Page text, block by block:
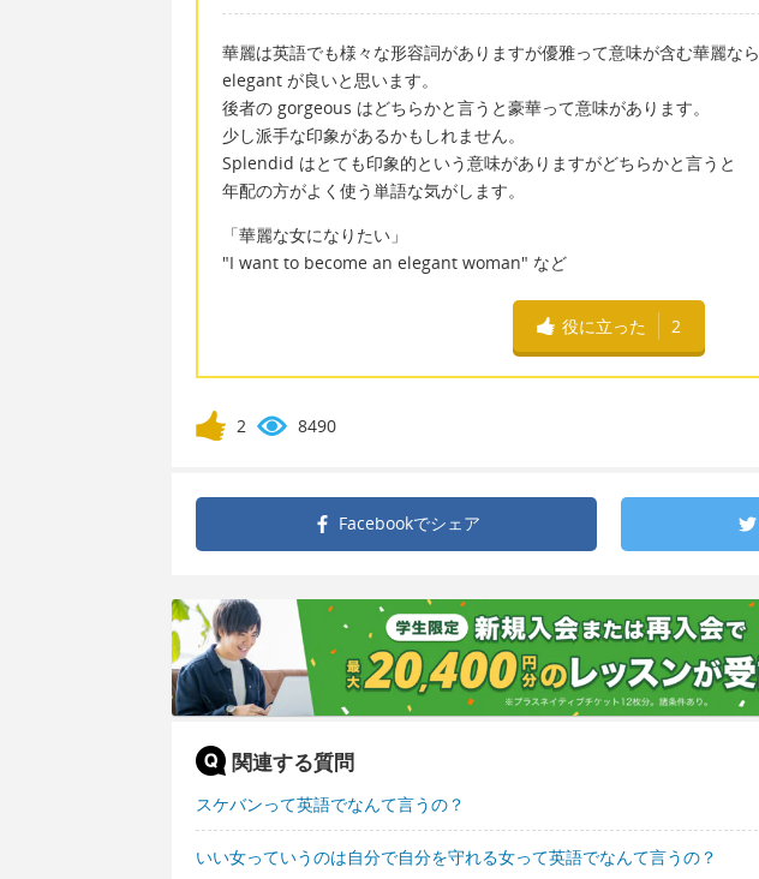
華麗は英語でも様々な形容詞がありますが優雅って意味が含む華麗なら
elegant が良いと思います。
後者の gorgeous はどちらかと言うと豪華って意味があります。
少し派手な印象があるかもしれません。
Splendid はとても印象的という意味がありますがどちらかと言うと
年配の方がよく使う単語な気がします。
「華麗な女になりたい」
"I want to become an elegant woman" など
役に立った 2
2 8490
Facebookでシェア
関連する質問
スケバンって英語でなんて言うの？
いい女っていうのは自分で自分を守れる女って英語でなんて言うの？